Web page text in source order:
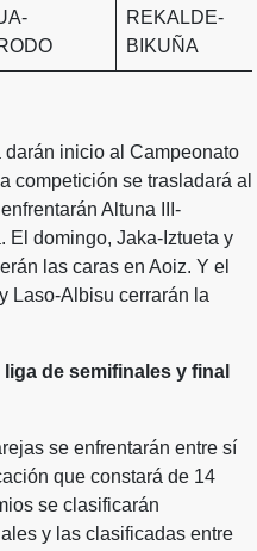
REKALDE-
BIKUÑA
inicio al Campeonato
competición se trasladará al
Altuna III-
El domingo, Jaka-Iztueta y
las caras en Aoiz. Y el
Laso-Albisu cerrarán la
de semifinales y final
se enfrentarán entre sí
que constará de 14
se clasificarán
y las clasificadas entre